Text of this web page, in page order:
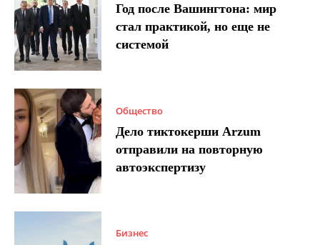
Год после Вашингтона: мир
стал практикой, но еще не
системой
Общество
Дело тиктокерши Arzum
отправили на повторную
автоэкспертизу
Бизнес